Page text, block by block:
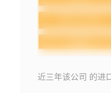
近三年该公司 的进